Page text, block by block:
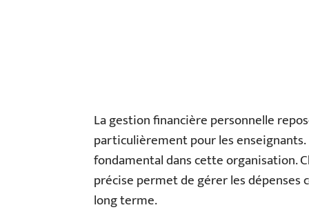
La gestion financière personnelle
particulièrement pour les
fondamental dans cette organisation.
précise permet de gérer les dépenses
long terme.